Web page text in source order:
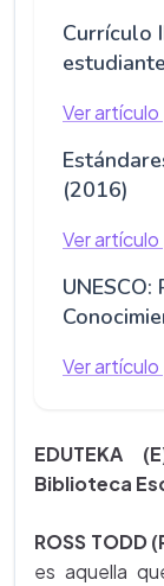
Currículo
Ver artículo
(2016)
Ver artículo
Ver artículo
EDUTEKA
Biblioteca
ROSS TODD
es aquella